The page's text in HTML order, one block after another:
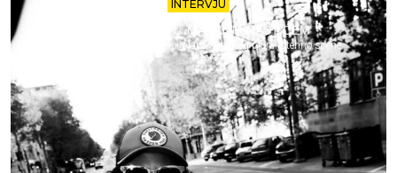
INTERVJU
15 MINUTA SA… MARKOM NASTIĆEM
Izazovi, inspiracije i budući planovi jednog pionira tehno scene.